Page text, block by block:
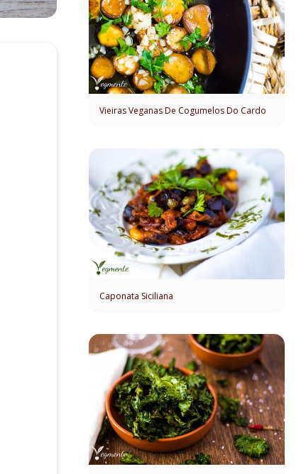
Vieiras Veganas De Cogumelos Do Cardo
Caponata Siciliana